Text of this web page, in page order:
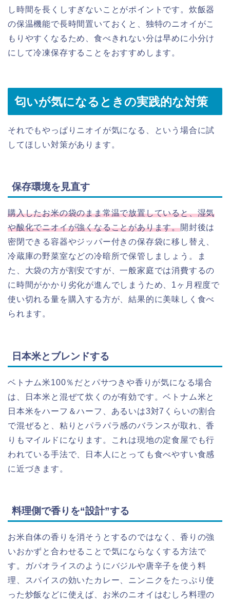
し時間を長くしすぎないことがポイントです。炊飯器
の保温機能で長時間置いておくと、独特のニオイがこ
もりやすくなるため、食べきれない分は早めに小分け
にして冷凍保存することをおすすめします。
匂いが気になるときの実践的な対策
それでもやっぱりニオイが気になる、という場合に試
してほしい対策があります。
保存環境を見直す
購入したお米の袋のまま常温で放置していると、湿気
や酸化でニオイが強くなることがあります。開封後は
密閉できる容器やジッパー付きの保存袋に移し替え、
冷蔵庫の野菜室などの冷暗所で保管しましょう。ま
た、大袋の方が割安ですが、一般家庭では消費するの
に時間がかかり劣化が進んでしまうため、1ヶ月程度で
使い切れる量を購入する方が、結果的に美味しく食べ
られます。
日本米とブレンドする
ベトナム米100％だとパサつきや香りが気になる場合
は、日本米と混ぜて炊くのが有効です。ベトナム米と
日本米をハーフ＆ハーフ、あるいは3対7くらいの割合
で混ぜると、粘りとパラパラ感のバランスが取れ、香
りもマイルドになります。これは現地の定食屋でも行
われている手法で、日本人にとっても食べやすい食感
に近づきます。
料理側で香りを“設計”する
お米自体の香りを消そうとするのではなく、香りの強
いおかずと合わせることで気にならなくする方法で
す。ガパオライスのようにバジルや唐辛子を使う料
理、スパイスの効いたカレー、ニンニクをたっぷり使
った炒飯などに使えば、お米のニオイはむしろ料理の